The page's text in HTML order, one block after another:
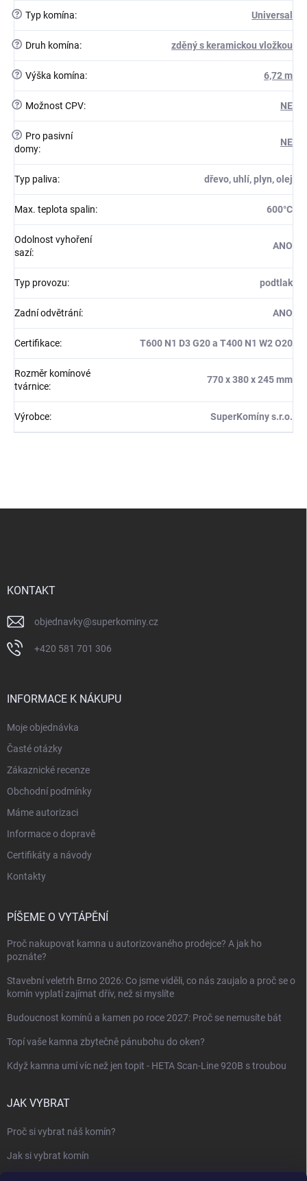
? Typ komína: Universal
? Druh komína: zděný s keramickou vložkou
? Výška komína: 6,72 m
? Možnost CPV: NE
?
Pro pasivní
domy:
NE
Typ paliva: dřevo, uhlí, plyn, olej
Max. teplota spalin: 600°C
Odolnost vyhoření
sazí:
ANO
Typ provozu: podtlak
Zadní odvětrání: ANO
Certifikace: T600 N1 D3 G20 a T400 N1 W2 O20
Rozměr komínové
tvárnice:
770 x 380 x 245 mm
Výrobce: SuperKomíny s.r.o.
KONTAKT
objednavky@superkominy.cz
+420 581 701 306
INFORMACE K NÁKUPU
Moje objednávka
Časté otázky
Zákaznické recenze
Obchodní podmínky
Máme autorizaci
Informace o dopravě
Certifikáty a návody
Kontakty
PÍŠEME O VYTÁPĚNÍ
Proč nakupovat kamna u autorizovaného prodejce? A jak ho
poznáte?
Stavební veletrh Brno 2026: Co jsme viděli, co nás zaujalo a proč se o
komín vyplatí zajímat dřív, než si myslíte
Budoucnost komínů a kamen po roce 2027: Proč se nemusíte bát
Topí vaše kamna zbytečně pánubohu do oken?
Když kamna umí víc než jen topit - HETA Scan-Line 920B s troubou
JAK VYBRAT
Proč si vybrat náš komín?
Jak si vybrat komín